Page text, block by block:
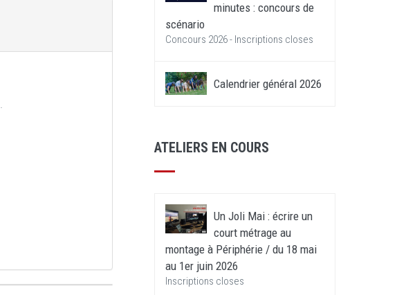
minutes : concours de
scénario
Concours 2026 - Inscriptions closes
Calendrier général 2026
ATELIERS EN COURS
Un Joli Mai : écrire un
court métrage au
montage à Périphérie / du 18 mai
au 1er juin 2026
Inscriptions closes